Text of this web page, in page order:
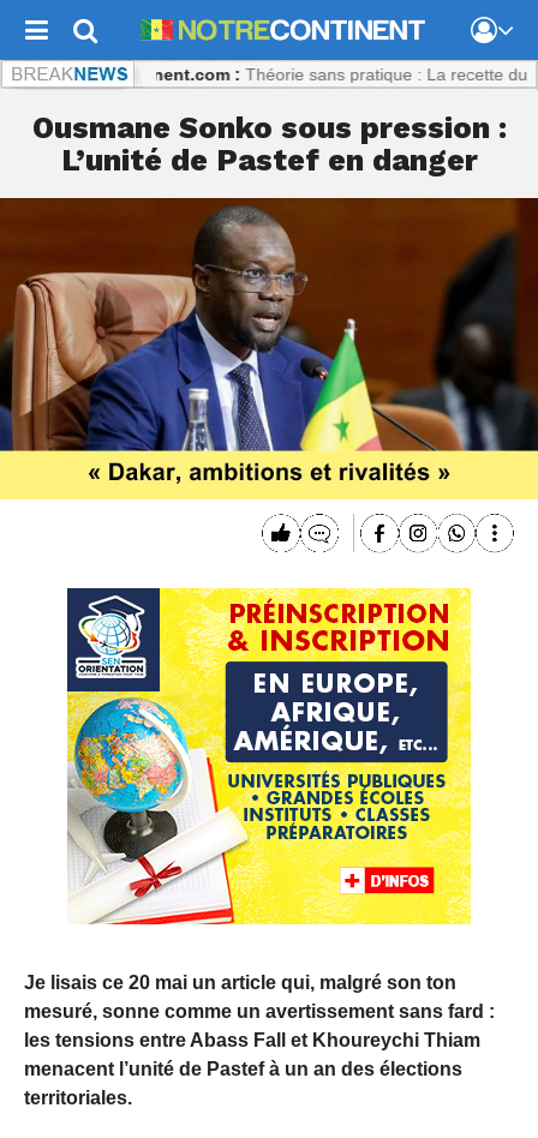
Notrecontinent.com : Théorie sans pratique : La recette du
Ousmane Sonko sous pression :
L’unité de Pastef en danger
Je lisais ce 20 mai un article qui, malgré son ton
mesuré, sonne comme un avertissement sans fard :
les tensions entre Abass Fall et Khoureychi Thiam
menacent l’unité de Pastef à un an des élections
territoriales.